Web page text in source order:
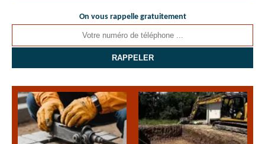
On vous rappelle gratuitement